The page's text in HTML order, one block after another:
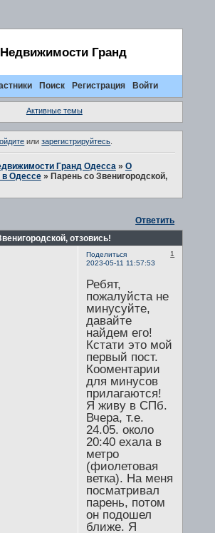
Недвижимости Гранд
Поиск Регистрация Войти
Активные темы
илизарегистрируйтесь.
Гранд Одесса » О
в Одессе » Парень со Звенигородской,
отзовись!
Ответить
Поделиться
1
2023-05-11 11:57:53
Ребят,
пожалуйста не
минусуйте,
давайте
найдем его!
Кстати это мой
первый пост.
Кооментарии
для минусов
прилагаются!
Я живу в СПб.
Вчера, т.е.
24.05. около
20:40 ехала в
метро
(фиолетовая
ветка). На меня
посматривал
парень, потом
он подошел
ближе. Я